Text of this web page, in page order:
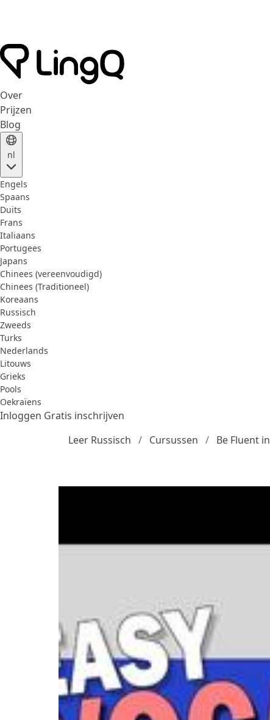
Over
Prijzen
Blog
nl
Engels
Spaans
Duits
Frans
Italiaans
Portugees
Japans
Chinees (vereenvoudigd)
Chinees (Traditioneel)
Koreaans
Russisch
Zweeds
Turks
Nederlands
Litouws
Grieks
Pools
Oekraïens
Inloggen Gratis inschrijven
Leer Russisch
Cursussen Be Fluent